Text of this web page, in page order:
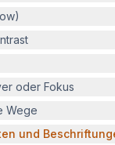
oder Fokus
Wege
und